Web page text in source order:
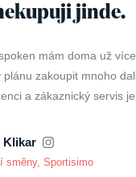
jinde.
mám doma už
plánu zakoupit mnoho
a zákaznický servis
Klikar
směny, Sportisimo